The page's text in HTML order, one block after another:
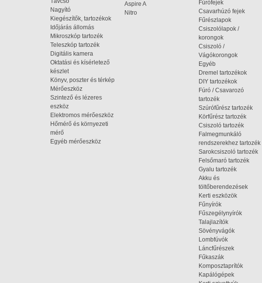
Aspire A
Nitro
Fúrófejek
Csavarhúzó fejek
Fűrészlapok
Csiszolólapok /
korongok
Csiszoló /
Vágókorongok
Egyéb
Dremel tartozékok
DIY tartozékok
Fúró / Csavarozó
tartozék
Szúrófűrész tartozék
Körfűrész tartozék
Csiszoló tartozék
Falmegmunkáló
rendszerekhez tartozék
Sarokcsiszoló tartozék
Felsőmaró tartozék
Gyalu tartozék
Akku és
töltőberendezések
Kerti eszközök
Fűnyírók
Fűszegélynyírók
Talajlazítók
Sövényvágók
Lombfúvók
Láncfűrészek
Fűkaszák
Komposztaprítók
Kapálógépek
Nagyító
Kiegészítők, tartozékok
Időjárás állomás
Mikroszkóp tartozék
Teleszkóp tartozék
Digitális kamera
Oktatási és kísérletező
készlet
Könyv, poszter és térkép
Mérőeszköz
Szintező és lézeres
eszköz
Elektromos mérőeszköz
Hőmérő és környezeti
mérő
Egyéb mérőeszköz